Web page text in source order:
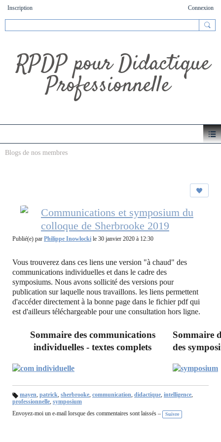
Inscription Connexion
RPDP pour Didactique
Professionnelle
Blogs de nos membres
Communications et symposium du
colloque de Sherbrooke 2019
Publié(e) par Philippe Inowlocki le 30 janvier 2020 à 12:30
Vous trouverez dans ces liens une version "à chaud" des
communications individuelles et dans le cadre des
symposiums. Nous avons sollicité des versions pour
publication sur laquelle nous travaillons. les liens permettent
d'accéder directement à la bonne page dans le fichier pdf qui
est d'ailleurs téléchargeable pour une consultation hors ligne.
Sommaire des communications
individuelles - textes complets
Sommaire
des
B
se
mayen, patrick, sherbrooke, communication, didactique, intelligence,
professionnelle symposium
Envoyez-moi un e-mail lorsque des commentaires sont laissés –
Suivre